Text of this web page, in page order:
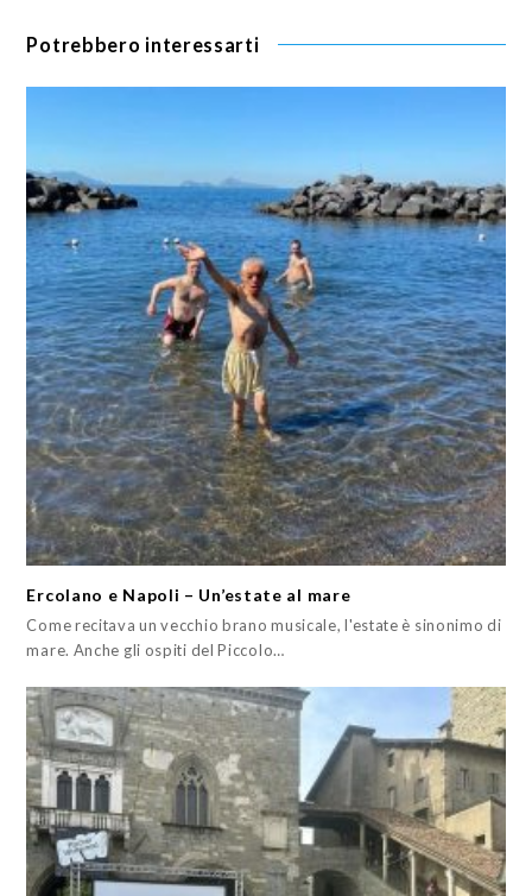
Potrebbero interessarti
Ercolano e Napoli – Un’estate al mare
Come recitava un vecchio brano musicale, l'estate è sinonimo di
mare. Anche gli ospiti del Piccolo…